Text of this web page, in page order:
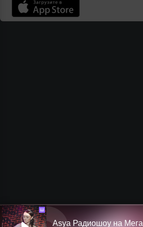
Ш
Asya Радиошоу на